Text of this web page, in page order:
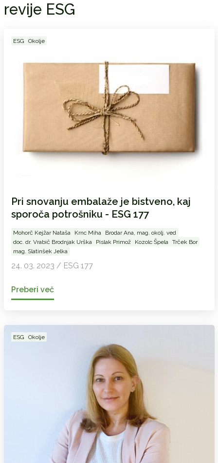
revije ESG
ESG Okolje
Pri snovanju embalaže je bistveno, kaj
sporoča potrošniku - ESG 177
Mohorč Kejžar Nataša Krnc Miha
Brodar Ana, mag. okolj. ved
doc. dr. Vrabič Brodnjak Urška
Pislak Primož Kozolc Špela
Trček Bor
mag. Slatinšek Jelka
24. 03. 2023 / ESG 177
Preberi več
ESG Okolje